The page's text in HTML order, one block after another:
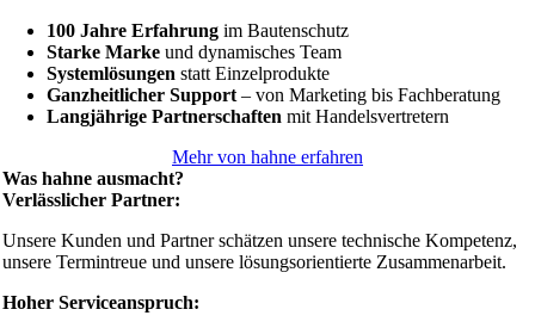
100 Jahre Erfahrung im Bautenschutz
Starke Marke und dynamisches Team
Systemlösungen statt Einzelprodukte
Ganzheitlicher Support – von Marketing bis Fachberatung
Langjährige Partnerschaftenmit Handelsvertretern
Mehr von hahne erfahren
Was hahne ausmacht?
Verlässlicher Partner:
Unsere Kunden und Partner schätzen unsere technische Kompetenz,
unsere Termintreue und unsere lösungsorientierte Zusammenarbeit.
Hoher Serviceanspruch: